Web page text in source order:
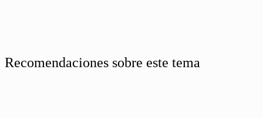
Recomendaciones sobre este tema